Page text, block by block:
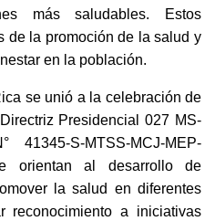
más saludables. Estos
de la promoción de la salud y
en la población.
se unió a la celebración de
Presidencial 027 MS-
S-MTSS-MCJ-MEP-
orientan al desarrollo de
la salud en diferentes
reconocimiento a iniciativas